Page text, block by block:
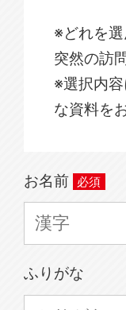
※どれを
突然の訪
※選択内
な資料を
お名前
ふりがな